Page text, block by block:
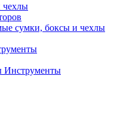
чехлы
сумки, боксы и чехлы
Инструменты